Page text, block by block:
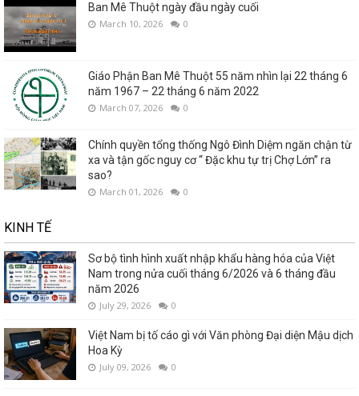
Ban Mê Thuột ngày đầu ngày cuối
March 10, 2026 0
Giáo Phận Ban Mê Thuột 55 năm nhìn lại 22 tháng 6
năm 1967 – 22 tháng 6 năm 2022
March 07, 2026 0
Chính quyền tổng thống Ngô Đình Diệm ngăn chận từ
xa và tận gốc nguy cơ “ Đặc khu tự trị Chợ Lớn” ra
sao?
March 01, 2026 0
KINH TẾ
Sơ bộ tình hình xuất nhập khẩu hàng hóa của Việt
Nam trong nửa cuối tháng 6/2026 và 6 tháng đầu
năm 2026
July 29, 2026 0
Việt Nam bị tố cáo gì với Văn phòng Đại diện Mậu dịch
Hoa Kỳ
July 09, 2026 0